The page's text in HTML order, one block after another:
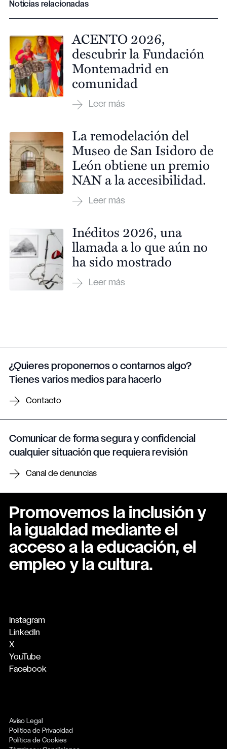
Noticias relacionadas
ACENTO 2026,
descubrir la Fundación
Montemadrid en
comunidad
La remodelación del
Museo de San Isidoro de
León obtiene un premio
NAN a la accesibilidad.
Inéditos 2026, una
llamada a lo que aún no
ha sido mostrado
¿Quieres proponernos o contarnos algo?
Tienes varios medios para hacerlo
Contacto
Comunicar de forma segura y confidencial
cualquier situación que requiera revisión
Canal de denuncias
Promovemos la inclusión y
la igualdad mediante el
acceso a la educación, el
empleo y la cultura.
Instagram
LinkedIn
X
YouTube
Facebook
Aviso Legal
Política de Privacidad
Política de Cookies